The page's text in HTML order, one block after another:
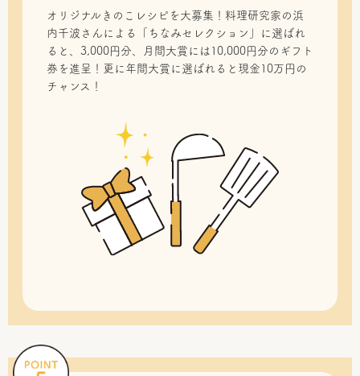
オリジナルきのこレシピを大募集！料理研究家の浜
内千波さんによる「ちなみセレクション」に選ばれ
ると、3,000円分、月間大賞には10,000円分のギフト
券を進呈！更に年間大賞に選ばれると現金10万円の
チャンス！